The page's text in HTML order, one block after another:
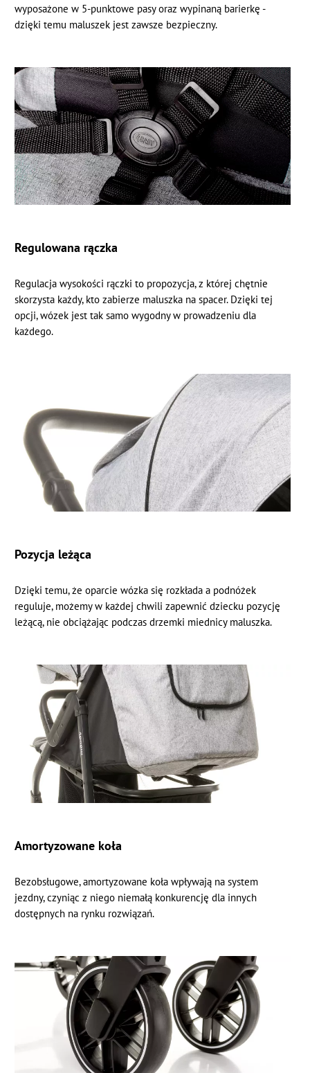
wyposażone w 5-punktowe pasy oraz wypinaną barierkę -
dzięki temu maluszek jest zawsze bezpieczny.
Regulowana rączka
Regulacja wysokości rączki to propozycja, z której chętnie
skorzysta każdy, kto zabierze maluszka na spacer. Dzięki tej
opcji, wózek jest tak samo wygodny w prowadzeniu dla
każdego.
Pozycja leżąca
Dzięki temu, że oparcie wózka się rozkłada a podnóżek
reguluje, możemy w każdej chwili zapewnić dziecku pozycję
leżącą, nie obciążając podczas drzemki miednicy maluszka.
Amortyzowane koła
Bezobsługowe, amortyzowane koła wpływają na system
jezdny, czyniąc z niego niemałą konkurencję dla innych
dostępnych na rynku rozwiązań.